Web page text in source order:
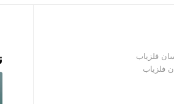
فلزیاب
فلزیاب